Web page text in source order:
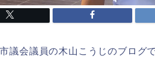
議会議員の木山こうじのブログ